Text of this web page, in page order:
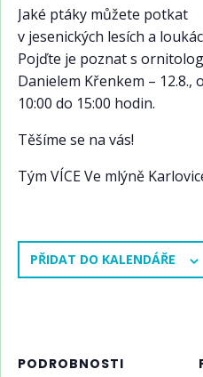
Jaké ptáky můžete potkat
v jesenických lesích a
Pojďte je poznat s
Danielem Křenkem – 12.8.,
10:00 do 15:00 hodin.
Těšíme se na vás!
Tým VÍCE Ve mlýně
PŘIDAT DO KALENDÁŘE
PODROBNOSTI